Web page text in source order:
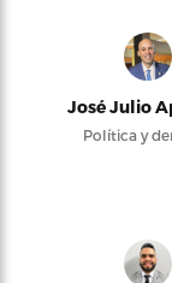
José Julio
Política y